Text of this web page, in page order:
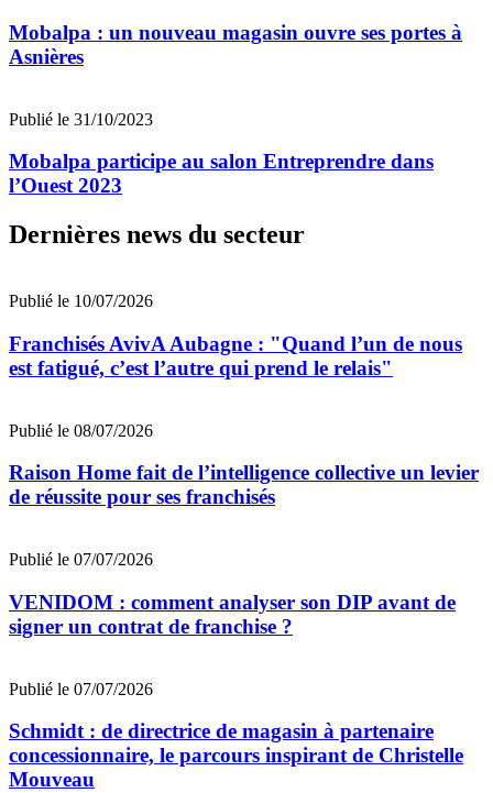
Mobalpa : un nouveau magasin ouvre ses portes à
Asnières
Publié le 31/10/2023
Mobalpa participe au salon Entreprendre dans
l’Ouest 2023
Dernières news du secteur
Publié le 10/07/2026
Franchisés AvivA Aubagne : "Quand l’un de nous
est fatigué, c’est l’autre qui prend le relais"
Publié le 08/07/2026
Raison Home fait de l’intelligence collective un levier
de réussite pour ses franchisés
Publié le 07/07/2026
VENIDOM : comment analyser son DIP avant de
signer un contrat de franchise ?
Publié le 07/07/2026
Schmidt : de directrice de magasin à partenaire
concessionnaire, le parcours inspirant de Christelle
Mouveau